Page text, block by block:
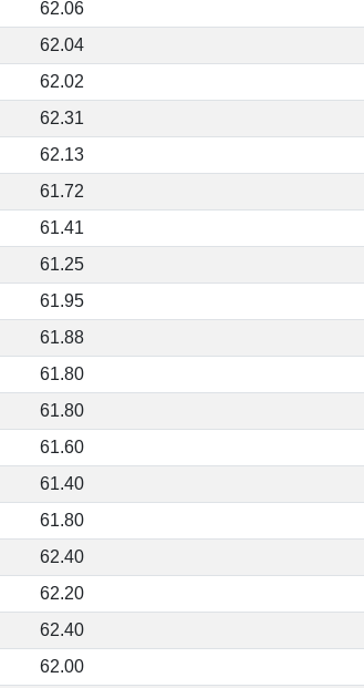
62.06
62.04
62.02
62.31
62.13
61.72
61.41
61.25
61.95
61.88
61.80
61.80
61.60
61.40
61.80
62.40
62.20
62.40
62.00